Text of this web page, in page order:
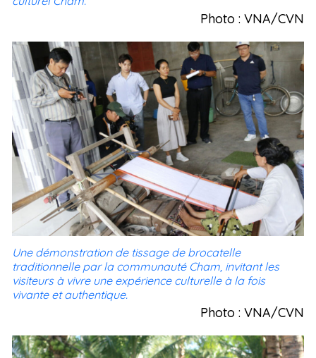
Photo : VNA/CVN
Une démonstration de tissage de brocatelle
traditionnelle par la communauté Cham, invitant les
visiteurs à vivre une expérience culturelle à la fois
vivante et authentique.
Photo : VNA/CVN